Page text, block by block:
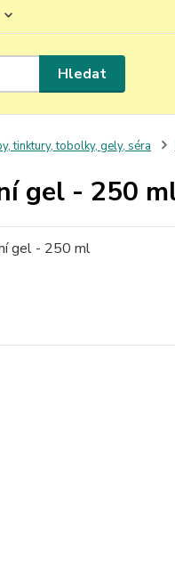
Hledat
tinktury, tobolky, gely, séra
gel - 250